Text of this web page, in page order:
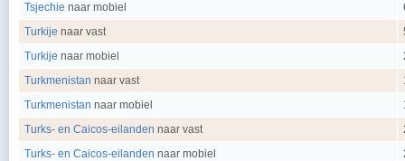
Tsjechie naar mobiel
Turkije naar vast
Turkije naar mobiel
Turkmenistan naar vast
Turkmenistan naar mobiel
Turks- en Caicos-eilanden naar vast
Turks- en Caicos-eilanden naar mobiel